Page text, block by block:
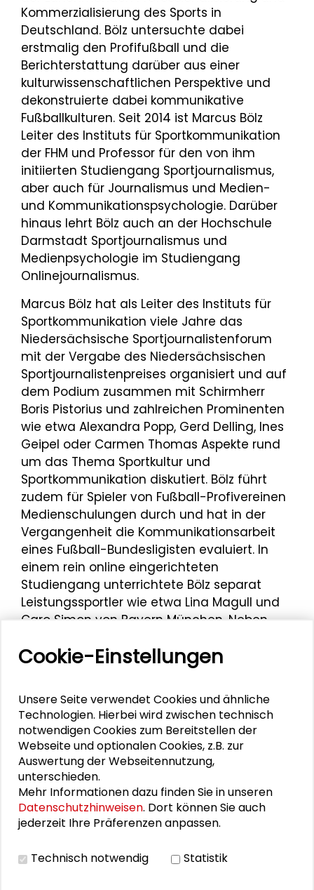
Kommerzialisierung des Sports in
Deutschland. Bölz untersuchte dabei
erstmalig den Profifußball und die
Berichterstattung darüber aus einer
kulturwissenschaftlichen Perspektive und
dekonstruierte dabei kommunikative
Fußballkulturen. Seit 2014 ist Marcus Bölz
Leiter des Instituts für Sportkommunikation
der FHM und Professor für den von ihm
initiierten Studiengang Sportjournalismus,
aber auch für Journalismus und Medien-
und Kommunikationspsychologie. Darüber
hinaus lehrt Bölz auch an der Hochschule
Darmstadt Sportjournalismus und
Medienpsychologie im Studiengang
Onlinejournalismus.
Marcus Bölz hat als Leiter des Instituts für
Sportkommunikation viele Jahre das
Niedersächsische Sportjournalistenforum
mit der Vergabe des Niedersächsischen
Sportjournalistenpreises organisiert und auf
dem Podium zusammen mit Schirmherr
Boris Pistorius und zahlreichen Prominenten
wie etwa Alexandra Popp, Gerd Delling, Ines
Geipel oder Carmen Thomas Aspekte rund
um das Thema Sportkultur und
Sportkommunikation diskutiert. Bölz führt
zudem für Spieler von Fußball-Profivereinen
Medienschulungen durch und hat in der
Vergangenheit die Kommunikationsarbeit
eines Fußball-Bundesligisten evaluiert. In
einem rein online eingerichteten
Studiengang unterrichtete Bölz separat
Leistungssportler wie etwa Lina Magull und
Caro Simon von Bayern München. Neben
thematisiert Bölz in zahlreichen Büchern und
Publikationen Aspekte der Fußballkultur
Stellenwerts des Profifußballs. Aufgrund
seiner teilweise unorthodoxen
Lehrmethoden – sehr gute
Studienleistungen bei Live-Kommentaren
werden von Bölz mit Gesangseinlagen
belohnt – hat er den Spitznamen „Kylie
Minoque der deutschen Sportjournalistik“.
Thema „Mehr als nur ein Spiel: Welche
Cookie-Einstellungen
Unsere Seite verwendet Cookies und ähnliche
Technologien. Hierbei wird zwischen technisch
notwendigen Cookies zum Bereitstellen der
Webseite und optionalen Cookies, z.B. zur
Auswertung der Webseitennutzung,
unterschieden.
Mehr Informationen dazu finden Sie in unseren
Datenschutzhinweisen. Dort können Sie auch
jederzeit Ihre Präferenzen anpassen.
Technisch notwendig Statistik